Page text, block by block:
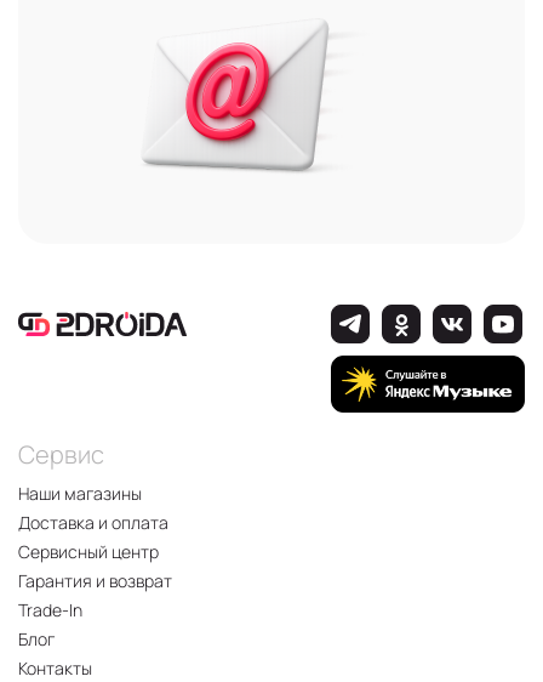
Сервис
Наши магазины
Доставка и оплата
Сервисный центр
Гарантия и возврат
Trade-In
Блог
Контакты